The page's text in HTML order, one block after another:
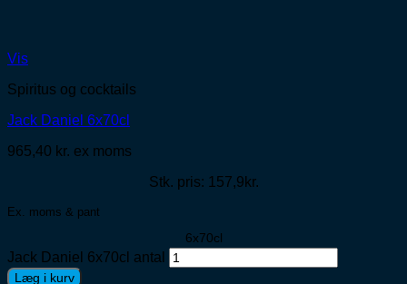
Vis
Spiritus og cocktails
Jack Daniel 6x70cl
965,40 kr. ex moms
Stk. pris: 157,9kr.
Ex. moms & pant
6x70cl
Jack Daniel 6x70cl antal
Læg i kurv